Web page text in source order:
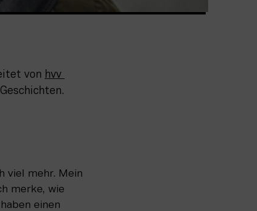
von hvv
viel mehr. Mein
merke, wie
einen